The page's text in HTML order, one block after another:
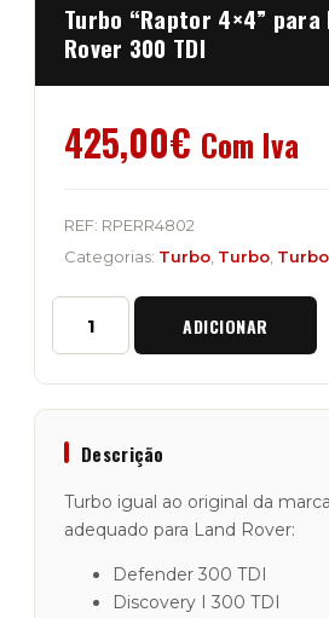
Turbo “Raptor 4×4” para
Rover 300 TDI
425,00€ Com Iva
REF: RPERR4802
Categorias: Turbo Turbo Turbo
Quantidade
Turbo
Motores
Land
Rover
300
TDI
ADICIONAR
Descrição
Turbo igual ao original da
adequado para Land Rover:
Defender 300 TDI
Discovery I 300 TDI